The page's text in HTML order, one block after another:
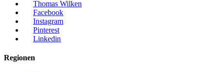
Thomas Wilken
Facebook
Instagram
Pinterest
Linkedin
Regionen